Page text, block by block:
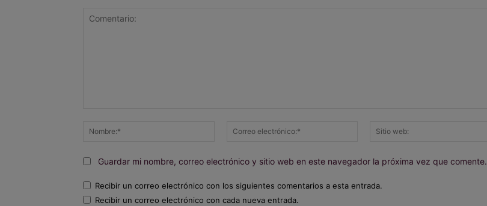
Nombre:*
Correo
Guardar mi nombre, correo electrónico y sitio web en este navegador la próxima vez que comente.
Recibir un correo electrónico con los siguientes comentarios a esta entrada.
Recibir un correo electrónico con cada nueva entrada.